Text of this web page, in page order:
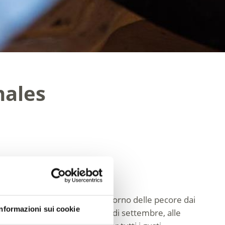
sui cookie
della transumanza – il ritorno delle pecore dai
all’ultimo fine settimana di settembre, alle